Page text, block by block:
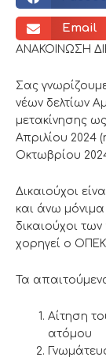
Email
ΑΝΑΚΟΙΝΩΣΗ
Σας
νέων δελτίων
μετακίνησης
Απριλίου 2024
Οκτωβρίου
Δικαιούχοι
και άνω μόνιμα
δικαιούχοι
χορηγεί ο
Τα απαιτούμενα
Αίτηση
ατόμου